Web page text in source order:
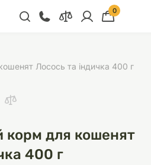
продажу
+38 (099) 300 91 91
підтримки
+38 (068) 479 28
0
Лосось та індичка 400 г
корм для кошенят
400 г